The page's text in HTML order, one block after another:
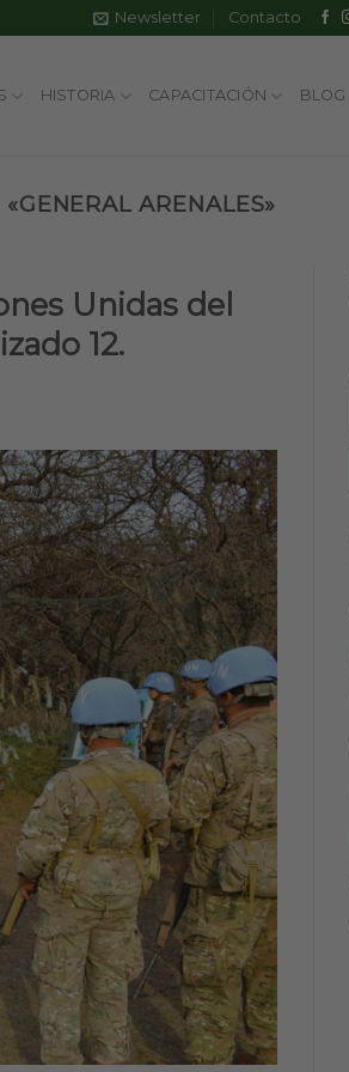
Newsletter Contacto
HISTORIA CAPACITACIÓN BLOG
«GENERAL ARENALES»
Unidas del
12.